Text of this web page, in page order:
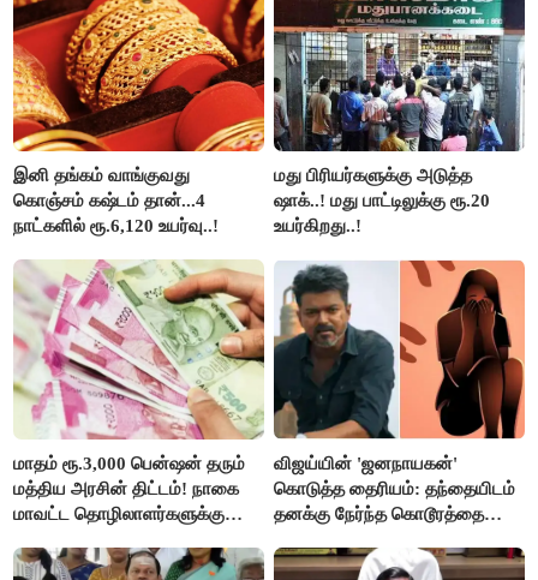
தாகூர்..!!
இனி தங்கம் வாங்குவது
கொஞ்சம் கஷ்டம் தான்...4
நாட்களில் ரூ.6,120 உயர்வு..!
மது பிரியர்களுக்கு அடுத்த
ஷாக்..! மது பாட்டிலுக்கு ரூ.20
உயர்கிறது..!
மாதம் ரூ.3,000 பென்ஷன் தரும்
மத்திய அரசின் திட்டம்! நாகை
மாவட்ட தொழிலாளர்களுக்கு
செய்தி!
விஜய்யின் 'ஜனநாயகன்'
கொடுத்த தைரியம்: தந்தையிடம்
தனக்கு நேர்ந்த கொடூரத்தை